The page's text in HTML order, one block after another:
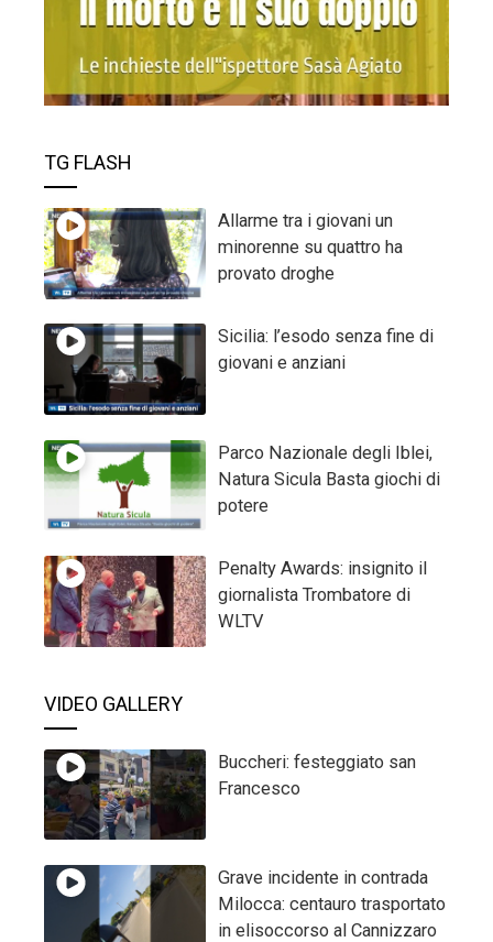
TG FLASH
Allarme tra i giovani un
minorenne su quattro ha
provato droghe
Sicilia: l’esodo senza fine di
giovani e anziani
Parco Nazionale degli Iblei,
Natura Sicula Basta giochi di
potere
Penalty Awards: insignito il
giornalista Trombatore di
WLTV
VIDEO GALLERY
Buccheri: festeggiato san
Francesco
Grave incidente in contrada
Milocca: centauro trasportato
in elisoccorso al Cannizzaro